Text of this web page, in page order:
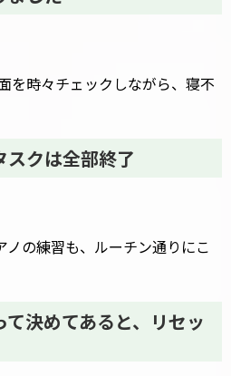
を時々チェックしながら、寝不
クは全部終了
の練習も、ルーチン通りにこ
て決めてあると、リセッ